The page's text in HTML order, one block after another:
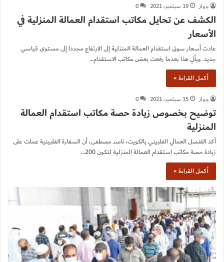
برواز
19 سبتمبر، 2021 0
الكشف عن تحايل مكاتب استقدام العمالة المنزلية في
الأسعار
عادت أسعار سوق استقدام العمالة المنزلية إلى الارتفاع مجددا إلى مستوى قياسي
جديد. ويأتي هذا بعدما رفعت بعض مكاتب الاستقدام…
أكمل القراءة »
برواز 15 سبتمبر، 2021 0
توضيح بخصوص زيادة حصة مكاتب استقدام العمالة
المنزلية
أكد القنصل العمالي الفلبيني بالكويت، ناصر مصطفى، أن السفارة الفلبينية عملت على
زيادة حصة مكاتب استقدام العمالة المنزلية لتكون 200…
أكمل القراءة »